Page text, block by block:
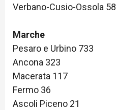
Verbano-Cusio-Ossola 58
Marche
Pesaro e Urbino 733
Ancona 323
Macerata 117
Fermo 36
Ascoli Piceno 21